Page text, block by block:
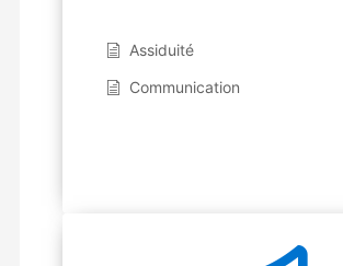
Assiduité
Communication